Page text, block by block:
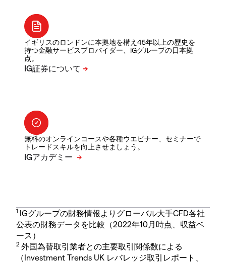
イギリスのロンドンに本拠地を構え45年以上の歴史を
持つ金融サービスプロバイダー、IGグループの日本拠
点。
無料のオンラインコースや各種ウエビナー、セミナーで
トレードスキルを向上させましょう。
1 IGグループの財務情報よりグローバル大手CFD各社
公表の財務データを比較（2022年10月時点、収益ベ
ース）
2 外国為替取引業者との主要取引関係数による
（Investment Trends UK レバレッジ取引レポート、